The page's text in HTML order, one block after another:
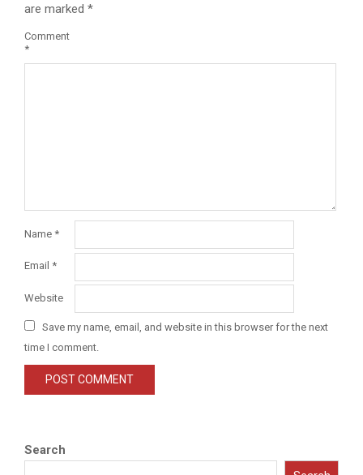
are marked *
Comment
*
Name *
Email *
Website
Save my name, email, and website in this browser for the next
time I comment.
Search